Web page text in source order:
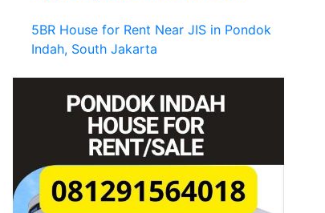
5BR House for Rent Near JIS in Pondok
Indah, South Jakarta